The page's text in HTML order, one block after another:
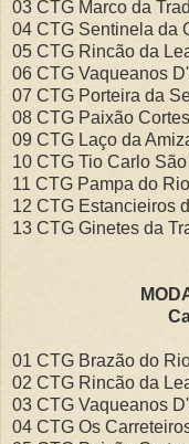
03 CTG Marco da
04 CTG Sentinela da
05 CTG Rincão da
06 CTG Vaqueanos
07 CTG Porteira da
08 CTG Paixão
09 CTG Laço da
10 CTG Tio Carlo
11 CTG Pampa do
12 CTG Estancieiros
13 CTG Ginetes da
01 CTG Brazão do
02 CTG Rincão da
03 CTG Vaqueanos
04 CTG Os